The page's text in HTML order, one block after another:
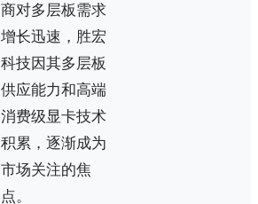
商对多层板需求
增长迅速，胜宏
科技因其多层板
供应能力和高端
消费级显卡技术
积累，逐渐成为
市场关注的焦
点。